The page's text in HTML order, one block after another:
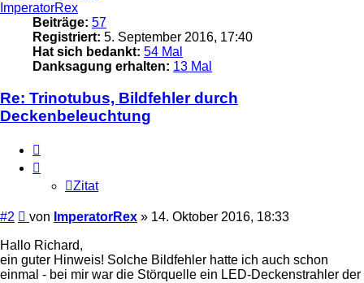
ImperatorRex
Beiträge: 57
Registriert: 5. September 2016, 17:40
Hat sich bedankt: 54 Mal
Danksagung erhalten: 13 Mal
Re: Trinotubus, Bildfehler durch
Deckenbeleuchtung
Zitat
#2 Beitrag
von ImperatorRex » 14. Oktober 2016, 18:33
Hallo Richard,
ein guter Hinweis! Solche Bildfehler hatte ich auch schon
einmal - bei mir war die Störquelle ein LED-Deckenstrahler der